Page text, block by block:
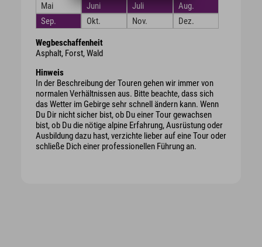
Mai
Juni Juli
Aug.
Sep.
Okt. Nov. Dez.
Wegbeschaffenheit
Asphalt, Forst, Wald
Hinweis
In der Beschreibung der Touren gehen wir immer von
normalen Verhältnissen aus. Bitte beachte, dass sich
das Wetter im Gebirge sehr schnell ändern kann. Wenn
Du Dir nicht sicher bist, ob Du einer Tour gewachsen
bist, ob Du die nötige alpine Erfahrung, Ausrüstung oder
Ausbildung dazu hast, verzichte lieber auf eine Tour oder
schließe Dich einer professionellen Führung an.